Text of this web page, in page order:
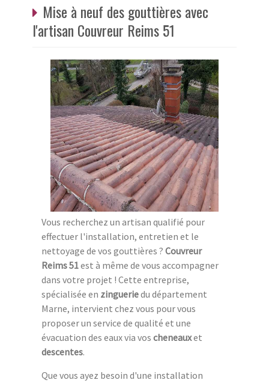
Mise à neuf des gouttières avec
l'artisan Couvreur Reims 51
Vous recherchez un artisan qualifié pour
effectuer l'installation, entretien et le
nettoyage de vos gouttières ? Couvreur
Reims 51est à même de vous accompagner
dans votre projet ! Cette entreprise,
spécialisée en zingueriedu département
Marne, intervient chez vous pour vous
proposer un service de qualité et une
évacuation des eaux via vos cheneauxet
descentes.
Que vous ayez besoin d'une installation